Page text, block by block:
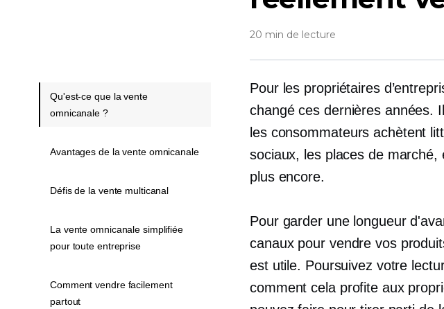
20 min de lecture
Pour les propriétaires
changé ces dernières années.
les consommateurs achètent
sociaux, les places de marché,
plus encore.
Pour garder une longueur
canaux pour vendre vos
est utile. Poursuivez votre
comment cela profite aux
Qu'est-ce que la vente
omnicanale ?
Avantages de la vente omnicanale
Défis de la vente multicanal
La vente omnicanale simplifiée
pour toute entreprise
Comment vendre facilement
partout